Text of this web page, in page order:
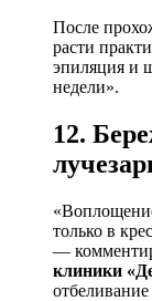
После
расти
эпиляция и
недели».
12.
только в
—
клиники
отбеливание